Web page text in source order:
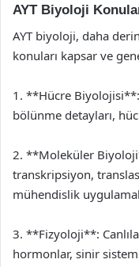
AYT Biyoloji
AYT biyoloji, daha
konuları kapsar ve
1. **Hücre
bölünme detayları,
2. **Moleküler
transkripsiyon,
mühendislik
3. **Fizyoloji**:
hormonlar, sinir